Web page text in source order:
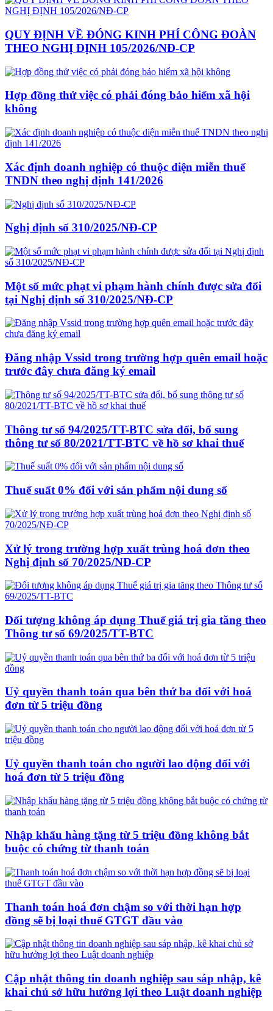
QUY ĐỊNH VỀ ĐÓNG KINH PHÍ CÔNG ĐOÀN
THEO NGHỊ ĐỊNH 105/2026/NĐ-CP
Hợp đồng thử việc có phải đóng bảo hiểm xã hội
không
Xác định doanh nghiệp có thuộc diện miễn thuế
TNDN theo nghị định 141/2026
Nghị định số 310/2025/NĐ-CP
Một số mức phạt vi phạm hành chính được sửa đổi
tại Nghị định số 310/2025/NĐ-CP
Đăng nhập Vssid trong trường hợp quên email hoặc
trước đây chưa đăng ký email
Thông tư số 94/2025/TT-BTC sửa đổi, bổ sung
thông tư số 80/2021/TT-BTC về hồ sơ khai thuế
Thuế suất 0% đối với sản phẩm nội dung số
Xử lý trong trường hợp xuất trùng hoá đơn theo
Nghị định số 70/2025/NĐ-CP
Đối tượng không áp dụng Thuế giá trị gia tăng theo
Thông tư số 69/2025/TT-BTC
Uỷ quyền thanh toán qua bên thứ ba đối với hoá
đơn từ 5 triệu đồng
Uỷ quyền thanh toán cho người lao động đối với
hoá đơn từ 5 triệu đồng
Nhập khẩu hàng tặng từ 5 triệu đồng không bắt
buộc có chứng từ thanh toán
Thanh toán hoá đơn chậm so với thời hạn hợp
đồng sẽ bị loại thuế GTGT đầu vào
Cập nhật thông tin doanh nghiệp sau sáp nhập, kê
khai chủ sở hữu hưởng lợi theo Luật doanh nghiệp